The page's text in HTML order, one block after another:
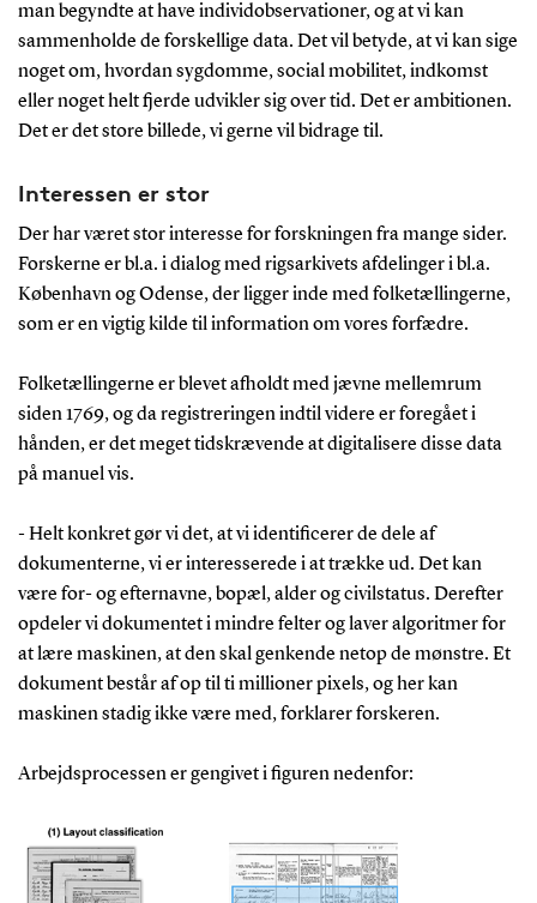
man begyndte at have individobservationer, og at vi kan
sammenholde de forskellige data. Det vil betyde, at vi kan sige
noget om, hvordan sygdomme, social mobilitet, indkomst
eller noget helt fjerde udvikler sig over tid. Det er ambitionen.
Det er det store billede, vi gerne vil bidrage til.
Interessen er stor
Der har været stor interesse for forskningen fra mange sider.
Forskerne er bl.a. i dialog med rigsarkivets afdelinger i bl.a.
København og Odense, der ligger inde med folketællingerne,
som er en vigtig kilde til information om vores forfædre.
Folketællingerne er blevet afholdt med jævne mellemrum
siden 1769, og da registreringen indtil videre er foregået i
hånden, er det meget tidskrævende at digitalisere disse data
på manuel vis.
- Helt konkret gør vi det, at vi identificerer de dele af
dokumenterne, vi er interesserede i at trække ud. Det kan
være for- og efternavne, bopæl, alder og civilstatus. Derefter
opdeler vi dokumentet i mindre felter og laver algoritmer for
at lære maskinen, at den skal genkende netop de mønstre. Et
dokument består af op til ti millioner pixels, og her kan
maskinen stadig ikke være med, forklarer forskeren.
Arbejdsprocessen er gengivet i figuren nedenfor: